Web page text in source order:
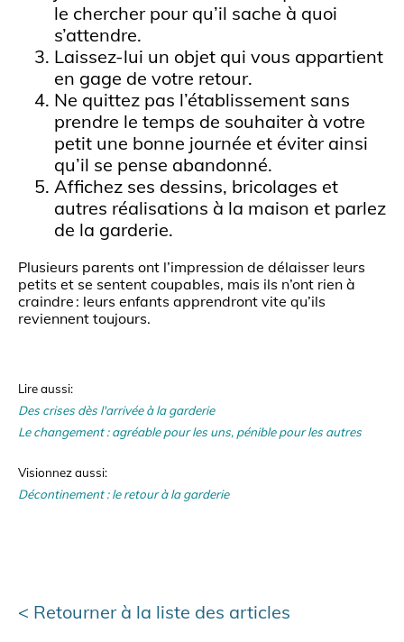
le chercher pour qu’il sache à quoi
s’attendre.
Laissez-lui un objet qui vous appartient
en gage de votre retour.
Ne quittez pas l’établissement sans
prendre le temps de souhaiter à votre
petit une bonne journée et éviter ainsi
qu’il se pense abandonné.
Affichez ses dessins, bricolages et
autres réalisations à la maison et parlez
de la garderie.
Plusieurs parents ont l’impression de délaisser leurs
petits et se sentent coupables, mais ils n’ont rien à
craindre : leurs enfants apprendront vite qu’ils
reviennent toujours.
Lire aussi:
Des crises dès l'arrivée à la garderie
Le changement : agréable pour les uns, pénible pour les autres
Visionnez aussi:
Décontinement : le retour à la garderie
Retourner à la liste des articles